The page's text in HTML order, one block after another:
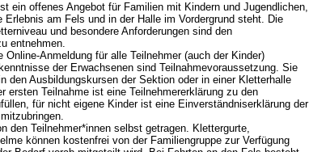
ein offenes Angebot für Familien mit Kindern und Jugendlichen,
Erlebnis am Fels und in der Halle im Vordergrund steht. Die
und besondere Anforderungen sind den
entnehmen.
Online-Anmeldung für alle Teilnehmer (auch der Kinder)
der Erwachsenen sind Teilnahmevoraussetzung. Sie
den Ausbildungskursen der Sektion oder in einer Kletterhalle
ersten Teilnahme ist eine Teilnehmererklärung zu den
für nicht eigene Kinder ist eine Einverständniserklärung der
den Teilnehmer*innen selbst getragen. Klettergurte,
können kostenfrei von der Familiengruppe zur Verfügung